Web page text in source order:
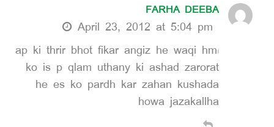
FARHA DEEBA
April 23, 2012 at 5:04 pm
اap ki thrir bhot fikar angiz he waqi hm
ko is p qlam uthany ki ashad zarorat
he es ko pardh kar zahan kushada
howa jazakallha